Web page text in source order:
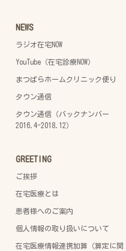
NEWS
ラジオ在宅NOW
YouTube（在宅診療NOW）
まつばらホームクリニック便り
タウン通信
タウン通信（バックナンバー
2016.4-2018.12）
GREETING
ご挨拶
在宅医療とは
患者様へのご案内
個人情報の取り扱いについて
在宅医療情報連携加算（算定に関